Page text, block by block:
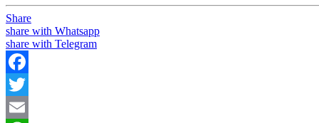
Share
share with Whatsapp
share with Telegram
Facebook
Twitter